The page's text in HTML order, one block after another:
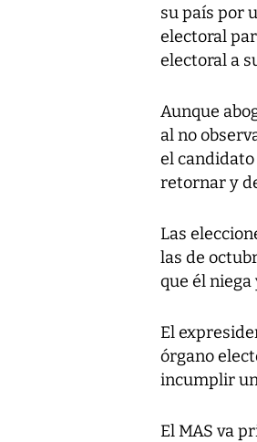
su país por
electoral
electoral a
Aunque
al no
el
retornar y
Las
las de
que él
El
órgano
incumplir
El MAS va